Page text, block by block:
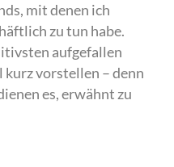
mit denen ich
zu tun habe.
aufgefallen
kurz vorstellen – denn
es, erwähnt zu